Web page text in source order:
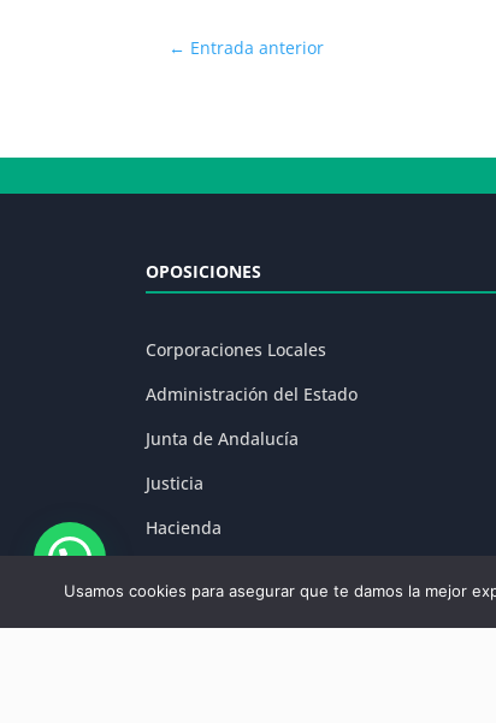
← Entrada anterior
OPOSICIONES
Corporaciones Locales
Administración del Estado
Junta de Andalucía
Justicia
Hacienda
Usamos cookies para asegurar que te damos la mejor